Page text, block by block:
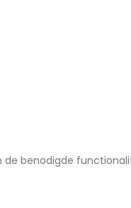
benodigde